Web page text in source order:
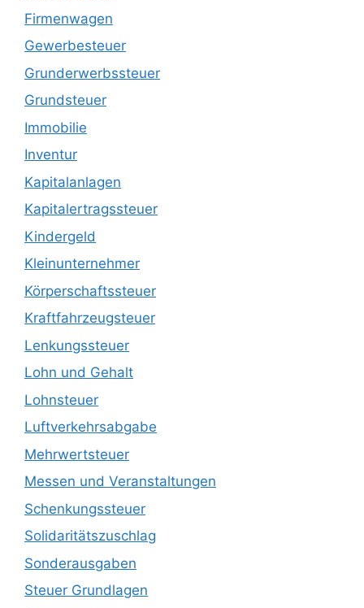
Firmenwagen
Gewerbesteuer
Grunderwerbssteuer
Grundsteuer
Immobilie
Inventur
Kapitalanlagen
Kapitalertragssteuer
Kindergeld
Kleinunternehmer
Körperschaftssteuer
Kraftfahrzeugsteuer
Lenkungssteuer
Lohn und Gehalt
Lohnsteuer
Luftverkehrsabgabe
Mehrwertsteuer
Messen und Veranstaltungen
Schenkungssteuer
Solidaritätszuschlag
Sonderausgaben
Steuer Grundlagen